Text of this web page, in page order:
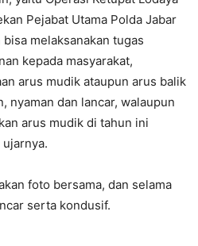
Pejabat Utama Polda Jabar
melaksanakan tugas
kepada masyarakat,
arus mudik ataupun arus balik
nyaman dan lancar, walaupun
arus mudik di tahun ini
ujarnya.
foto bersama, dan selama
serta kondusif.